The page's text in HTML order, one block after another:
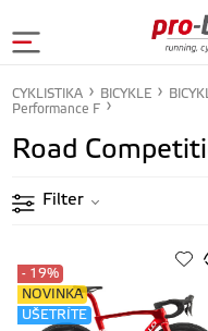
CYKLISTIKA BICYKLE
Performance F
Road
Filter
- 19%
NOVINKA
UŠETRÍTE